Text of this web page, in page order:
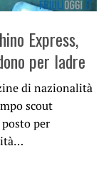
Express,
per ladre
di nazionalità
scout
per